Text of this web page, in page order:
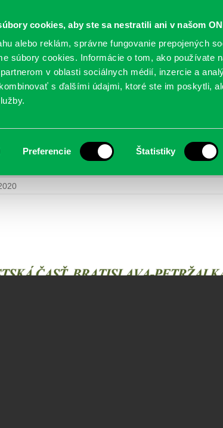
cookies, aby ste sa nestratili ani v našom
alebo reklám, správne fungovanie prepojených
súbory cookies. Informácie o tom, ako používate
v oblasti sociálnych médií, inzercie a
s ďalšími údajmi, ktoré ste im poskytli,
Preferencie Štatistiky
Oficiálne stránky
ORGANIZÁCIE OBLASTI NOVINY MAPY
pracovník – finančné oddelenie –
časti Bratislava-Petržalka
> Ponuka práce –